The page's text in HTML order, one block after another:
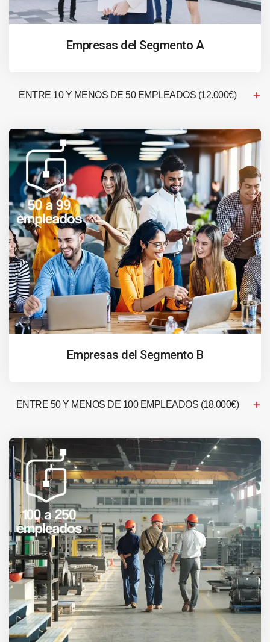
Empresas del Segmento A
ENTRE 10 Y MENOS DE 50 EMPLEADOS (12.000€)
Empresas del Segmento B
ENTRE 50 Y MENOS DE 100 EMPLEADOS (18.000€)